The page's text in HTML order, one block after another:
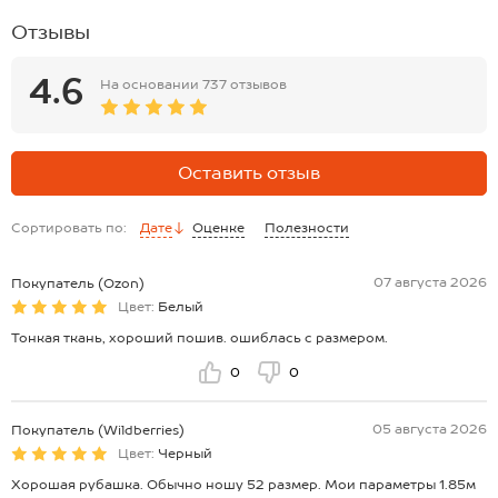
Отзывы
4.6 На основании 737 отзывов
Оставить отзыв
Сортировать по: Дате Оценке Полезности
Покупатель (Ozon)
07 августа 2026
Цвет: Белый
Тонкая ткань, хороший пошив. ошиблась с размером.
0 0
Покупатель (Wildberries)
05 августа 2026
Цвет: Черный
Хорошая рубашка. Обычно ношу 52 размер. Мои параметры 1.85м